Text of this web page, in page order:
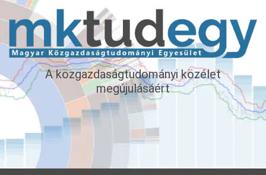
A közgazdaságtudományi közélet
megújulásáért